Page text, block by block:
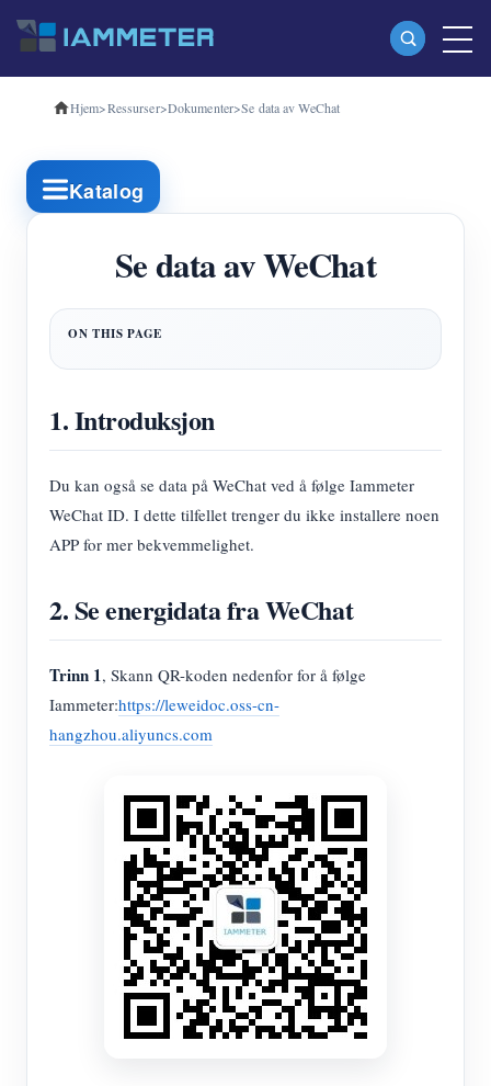
Produkter
Enfase Wi-Fi energimåler (WEM3080)
Trefase Wi-Fi energimåler (WEM3080T)
Trefase Wi-Fi energimåler (WEM3046T)
WiFi Power Controller
IAMMETER Cloud Pro
Selvbetjent tjeneste
EV lader
IAMMETER Simulator
Virtuell måler
applikasjoner
Solar PV System Energy Monitor
Strømforbruksmåler
Hjemmeautomatisering
Fabrikkenergiovervåking
butikk
Ressurser
Dokument
Opplæringsvideo
FAQ
Nyheter
Blogger
Utvikler
Utforske
Belønningsprogram
Ta kontakt med
Om oss
Hjem>Ressurser>Dokumenter>Se data av WeChat
Katalog
Se data av WeChat
1. Introduksjon
Du kan også se data på WeChat ved å følge Iammeter
WeChat ID. I dette tilfellet trenger du ikke installere noen
APP for mer bekvemmelighet.
2. Se energidata fra WeChat
Trinn 1, Skann QR-koden nedenfor for å følge
Iammeter:https://leweidoc.oss-cn-
hangzhou.aliyuncs.com